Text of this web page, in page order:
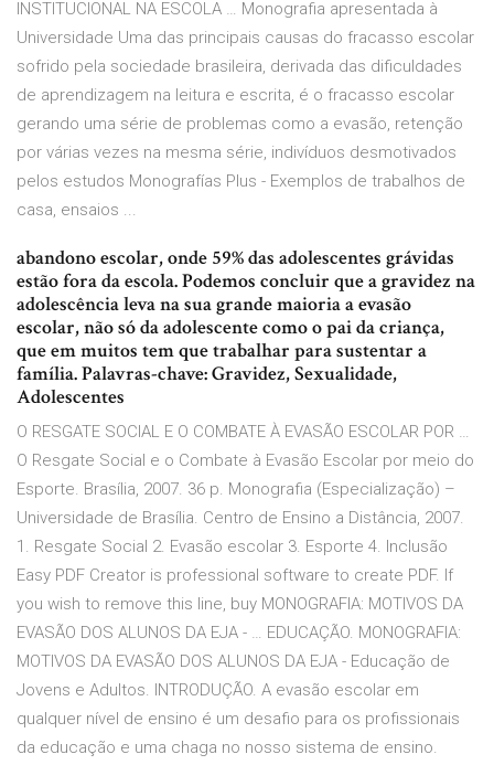
INSTITUCIONAL NA ESCOLA … Monografia apresentada à
Universidade Uma das principais causas do fracasso escolar
sofrido pela sociedade brasileira, derivada das dificuldades
de aprendizagem na leitura e escrita, é o fracasso escolar
gerando uma série de problemas como a evasão, retenção
por várias vezes na mesma série, indivíduos desmotivados
pelos estudos Monografías Plus - Exemplos de trabalhos de
casa, ensaios ...
abandono escolar, onde 59% das adolescentes grávidas
estão fora da escola. Podemos concluir que a gravidez na
adolescência leva na sua grande maioria a evasão
escolar, não só da adolescente como o pai da criança,
que em muitos tem que trabalhar para sustentar a
família. Palavras-chave: Gravidez, Sexualidade,
Adolescentes
O RESGATE SOCIAL E O COMBATE À EVASÃO ESCOLAR POR …
O Resgate Social e o Combate à Evasão Escolar por meio do
Esporte. Brasília, 2007. 36 p. Monografia (Especialização) –
Universidade de Brasília. Centro de Ensino a Distância, 2007.
1. Resgate Social 2. Evasão escolar 3. Esporte 4. Inclusão
Easy PDF Creator is professional software to create PDF. If
you wish to remove this line, buy MONOGRAFIA: MOTIVOS DA
EVASÃO DOS ALUNOS DA EJA - … EDUCAÇÃO. MONOGRAFIA:
MOTIVOS DA EVASÃO DOS ALUNOS DA EJA - Educação de
Jovens e Adultos. INTRODUÇÃO. A evasão escolar em
qualquer nível de ensino é um desafio para os profissionais
da educação e uma chaga no nosso sistema de ensino.